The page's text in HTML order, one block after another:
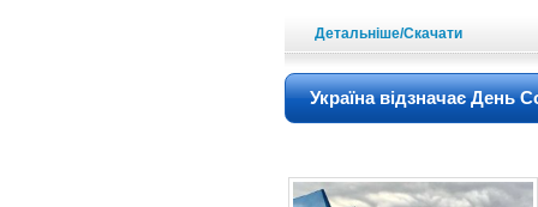
Детальніше/Скачати
Україна відзначає День